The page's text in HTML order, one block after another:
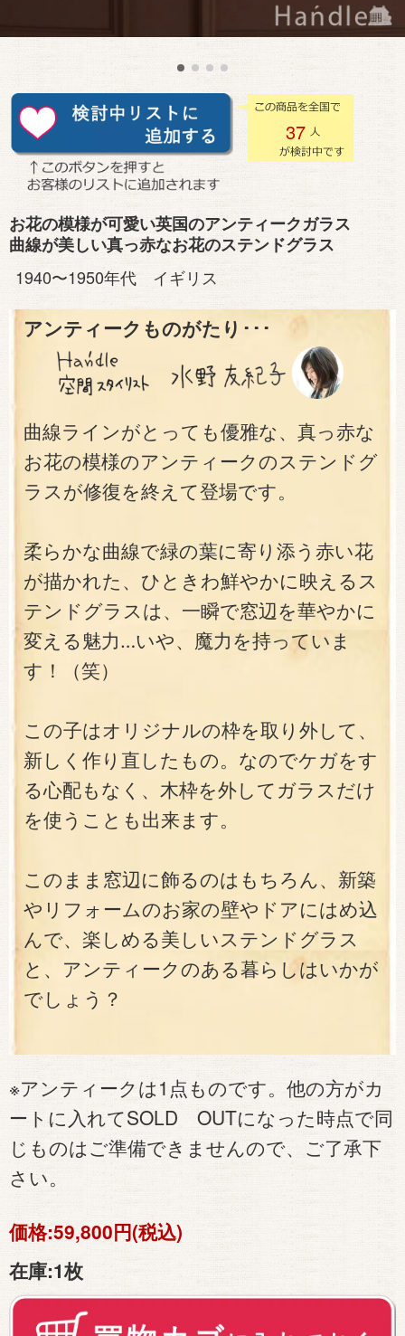
37
お花の模様が可愛い英国のアンティークガラス
曲線が美しい真っ赤なお花のステンドグラス
1940〜1950年代 イギリス
アンティークものがたり･･･
曲線ラインがとっても優雅な、真っ赤な
お花の模様のアンティークのステンドグ
ラスが修復を終えて登場です。
柔らかな曲線で緑の葉に寄り添う赤い花
が描かれた、ひときわ鮮やかに映えるス
テンドグラスは、一瞬で窓辺を華やかに
変える魅力…いや、魔力を持っていま
す！（笑）
この子はオリジナルの枠を取り外して、
新しく作り直したもの。なのでケガをす
る心配もなく、木枠を外してガラスだけ
を使うことも出来ます。
このまま窓辺に飾るのはもちろん、新築
やリフォームのお家の壁やドアにはめ込
んで、楽しめる美しいステンドグラス
と、アンティークのある暮らしはいかが
でしょう？
※アンティークは1点ものです。他の方がカ
ートに入れてSOLD OUTになった時点で同
じものはご準備できませんので、ご了承下
さい。
価格:59,800円(税込)
在庫:1枚